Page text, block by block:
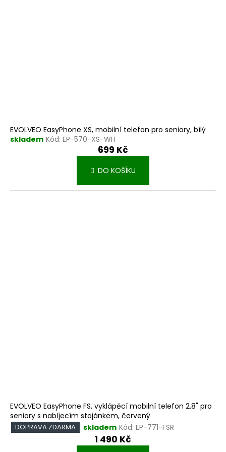
EVOLVEO EasyPhone XS, mobilní telefon pro seniory, bílý
skladem Kód: EP-570-XS-WH
699 Kč
DO KOŠÍKU
EVOLVEO EasyPhone FS, vyklápěcí mobilní telefon 2.8" pro
seniory s nabíjecím stojánkem, červený
DOPRAVA ZDARMA skladem Kód: EP-771-FSR
1 490 Kč